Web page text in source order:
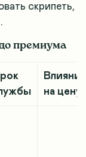
скрипеть,
премиума
Влияние
на цену